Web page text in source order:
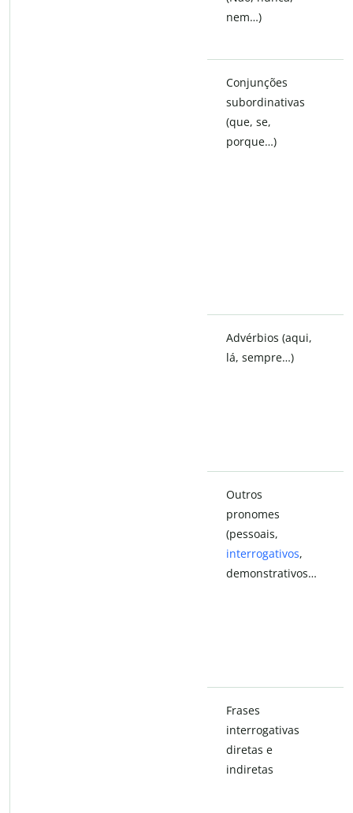
nem…)
Conjunções
subordinativas
(que, se,
porque…)
Advérbios (aqui,
lá, sempre…)
Outros
pronomes
(pessoais,
interrogativos,
demonstrativos…
Frases
interrogativas
diretas e
indiretas